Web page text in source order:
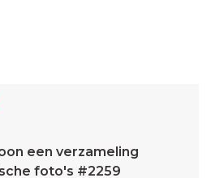
een verzameling
foto's #2259